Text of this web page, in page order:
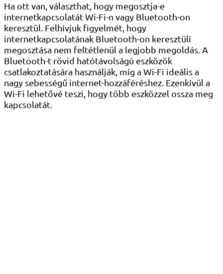
Ha ott van, választhat, hogy megosztja-e
internetkapcsolatát Wi-Fi-n vagy Bluetooth-on
keresztül. Felhívjuk figyelmét, hogy
internetkapcsolatának Bluetooth-on keresztüli
megosztása nem feltétlenül a legjobb megoldás. A
Bluetooth-t rövid hatótávolságú eszközök
csatlakoztatására használják, míg a Wi-Fi ideális a
nagy sebességű internet-hozzáféréshez. Ezenkívül a
Wi-Fi lehetővé teszi, hogy több eszközzel ossza meg
kapcsolatát.